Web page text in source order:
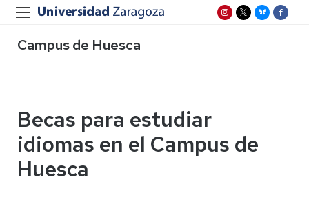
Campus de Huesca
Becas para estudiar
idiomas en el Campus de
Huesca